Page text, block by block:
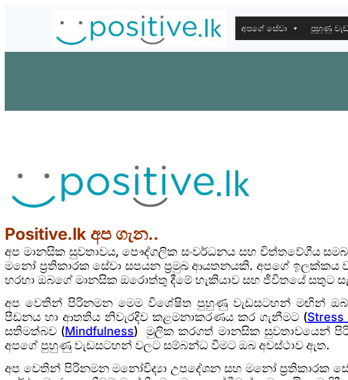
අපගේ සේවා පුහුණු
Positive.lk අප ගැන..
අප මානසික සුවතාවය, පෞද්ගලික සංවර්ධනය සහ චිත්තවේගීය
මනෝ ප්‍රතිකාරක සේවා සපයන ප්‍රමුඛ ආයතනයකි. අපගේ ඉලක්කය
හරහා ඔබගේ මානසික ඔරොත්තු දීමේ හැකියාව සහ ජීවිතයේ සතුට
අප වෙතින් පිරිනමන මෙම විශේෂිත පුහුණු වැඩසටහන් මඟින්
පීඩනය හා ආතතිය නිවැරදිව කළමනාකරණය කර ගැනීමට (Stress
සතිමත්බව (Mindfulness) මුලික කරගත් මානසික සුවතාවයෙන්
අපගේ පුහුණු වැඩසටහන් වලට සම්බන්ධ වීමට ඔබ අවස්ථාව ඇත.
අප වෙතින් පිරිනමන මනෝවිද්‍යා උපදේශන සහ මනෝ ප්‍රතිකාරක